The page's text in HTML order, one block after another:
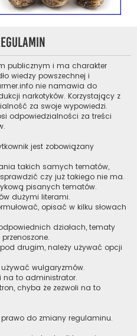
publicznym i ma charakter
wiedzy powszechnej i
nie namawia do
narkotyków. Korzystający z
za swoje wypowiedzi.
odpowiedzialności za treści
jest zobowiązany
takich samych tematów,
czy już takiego nie ma.
pisanych tematów.
dużymi literami.
opisać w kilku słowach
działach, tematy
drugim, należy używać opcji
używać wulgaryzmów.
na to administrator.
chyba że zezwoli na to
do zmiany regulaminu.